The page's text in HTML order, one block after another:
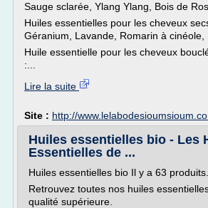
Sauge sclarée, Ylang Ylang, Bois de
Huiles essentielles pour les cheveux
Géranium, Lavande, Romarin à cinéole,
Huile essentielle pour les cheveux
:...
Lire la suite
Site : http://
Huiles essentielles bio - Les
Essentielles de ...
Huiles essentielles bio Il y a 63 produits.
Retrouvez toutes nos huiles
qualité supérieure.